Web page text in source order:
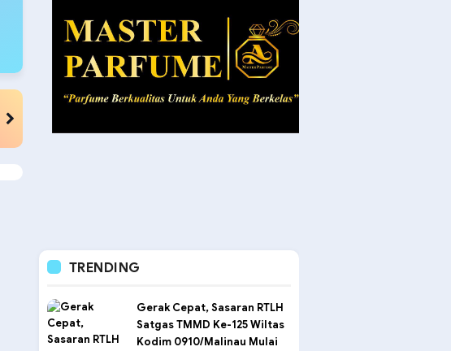
TRENDING
Gerak Cepat, Sasaran RTLH
Satgas TMMD Ke-125 Wiltas
Kodim 0910/Malinau Mulai